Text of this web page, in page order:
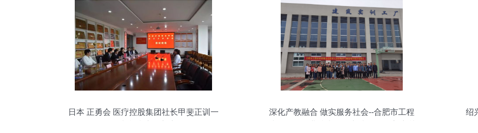
日本 正勇会 医疗控股集团社长甲斐正训一
深化产教融合 做实服务社会--合肥市工程
绍